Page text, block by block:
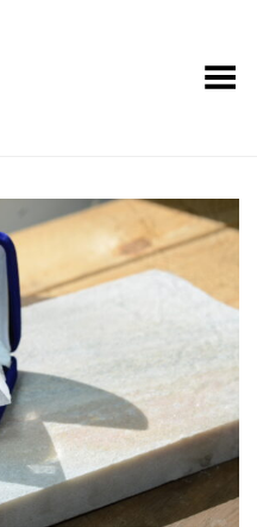
Alternar Menu